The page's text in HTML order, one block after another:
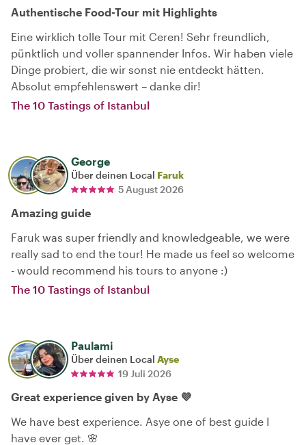
Authentische Food-Tour mit Highlights
Eine wirklich tolle Tour mit Ceren! Sehr freundlich,
pünktlich und voller spannender Infos. Wir haben viele
Dinge probiert, die wir sonst nie entdeckt hätten.
Absolut empfehlenswert – danke dir!
The 10 Tastings of Istanbul
George
Über deinen Local Faruk
5 August 2026
Amazing guide
Faruk was super friendly and knowledgeable, we were
really sad to end the tour! He made us feel so welcome
- would recommend his tours to anyone :)
The 10 Tastings of Istanbul
Paulami
Über deinen Local Ayse
19 Juli 2026
Great experience given by Ayse 💜
We have best experience. Asye one of best guide I
have ever get. 🌸